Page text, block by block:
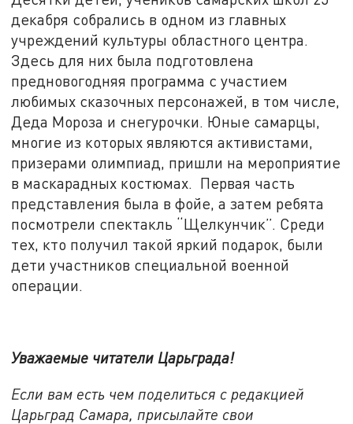
декабря собрались в одном из главных
учреждений культуры областного центра.
Здесь для них была подготовлена
предновогодняя программа с участием
любимых сказочных персонажей, в том числе,
Деда Мороза и снегурочки. Юные самарцы,
многие из которых являются активистами,
призерами олимпиад, пришли на мероприятие
в маскарадных костюмах. Первая часть
представления была в фойе, а затем ребята
посмотрели спектакль “Щелкунчик”. Среди
тех, кто получил такой яркий подарок, были
дети участников специальной военной
операции.
Уважаемые читатели Царьграда!
Если вам есть чем поделиться с редакцией
Царьград Самара, присылайте свои